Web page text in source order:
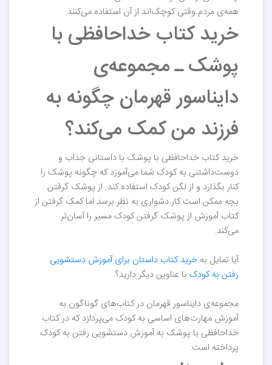
همه‌ی مردم وقتی کوچک‌اند از آن استفاده می‌کنند.
خرید کتاب خداحافظی با
پوشک ـ مجموعه‌ی
دایناسور قهرمان چگونه به
فرزند من کمک می‌کند؟
خرید کتاب خداحافظی با پوشک با داستانی جذاب و
دوست‌داشتنی به کودک شما می‌آموزد که چگونه پوشک را
کنار بگذارد و از لگن کودک استفاده کند. از پوشک گرفتن
بچه ممکن است کار دشواری به نظر برسد اما کمک گرفتن از
کتاب آموزش از پوشک گرفتن کودک مسیر را آسان‌تر
می‌کند.
آیا تمایل به خرید کتاب داستان برای آموزش دستشویی
رفتن به کودک با عناوین دیگر دارید؟
مجموعه‌ی دایناسور قهرمان در کتاب‌های گوناگون به
آموزش مهارت‌های اساسی به کودک می‌پردازد که در کتاب
خداحافظی با پوشک به آموزش دستشویی رفتن به کودک
پرداخته است.